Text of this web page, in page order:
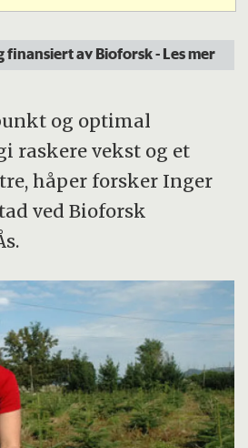
finansiert av Bioforsk- Les mer
og optimal
raskere vekst og et
håper forsker Inger
ved Bioforsk